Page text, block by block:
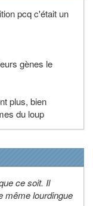
pcq c'était un
gènes le
plus, bien
du loup
ce soit. Il
même lourdingue